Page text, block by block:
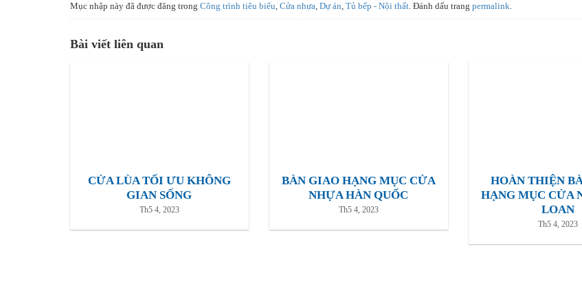
Mục nhập này đã được đăng trong Công trình tiêu biểu, Cửa nhựa, Dự án, Tủ bếp - Nội thất. Đánh dấu trang permalink.
Bài viết liên quan
CỬA LÙA TỐI ƯU KHÔNG
GIAN SỐNG
Th5 4, 2023
BÀN GIAO HẠNG MỤC CỬA
NHỰA HÀN QUỐC
Th5 4, 2023
HOÀN THIỆN
HẠNG MỤC CỬA
LOAN
Th5 4, 2023